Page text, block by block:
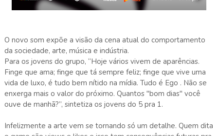
O novo som expõe a visão da cena atual do comportamento
da sociedade, arte, música e indústria.
Para os jovens do grupo, “Hoje vários vivem de aparências.
Finge que ama; finge que tá sempre feliz; finge que vive uma
vida de luxo, é tudo bem nítido na mídia. Tudo é Ego . Não se
enxerga mais o valor do próximo. Quantos "bom dias" você
ouve de manhã?”, sintetiza os jovens do 5 pra 1.
Infelizmente a arte vem se tornando só um detalhe. Quem dita